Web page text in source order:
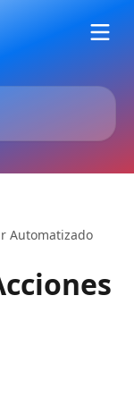
Automatizado